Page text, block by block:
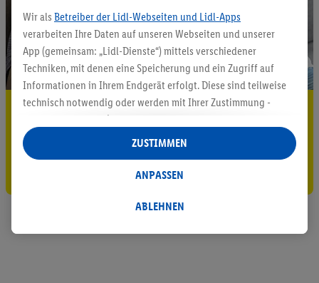
5.95 € Versand sparen³²ᵃ
Gutschein sichern!
Wir als Betreiber der Lidl-Webseiten und Lidl-Apps
verarbeiten Ihre Daten auf unseren Webseiten und unserer
App (gemeinsam: „Lidl-Dienste“) mittels verschiedener
Techniken, mit denen eine Speicherung und ein Zugriff auf
Informationen in Ihrem Endgerät erfolgt. Diese sind teilweise
technisch notwendig oder werden mit Ihrer Zustimmung -
auch durch Partner (u.a.
Verantwortliche; im Zusammenhang mit dem IAB TCF
insgesamt
Statistik-Erstellung oder für personalisierte Werbung
Datenverarbeitungen für personalisierte Werbung werden
ABLEHNEN
ANPASSEN
ZUSTIMMEN